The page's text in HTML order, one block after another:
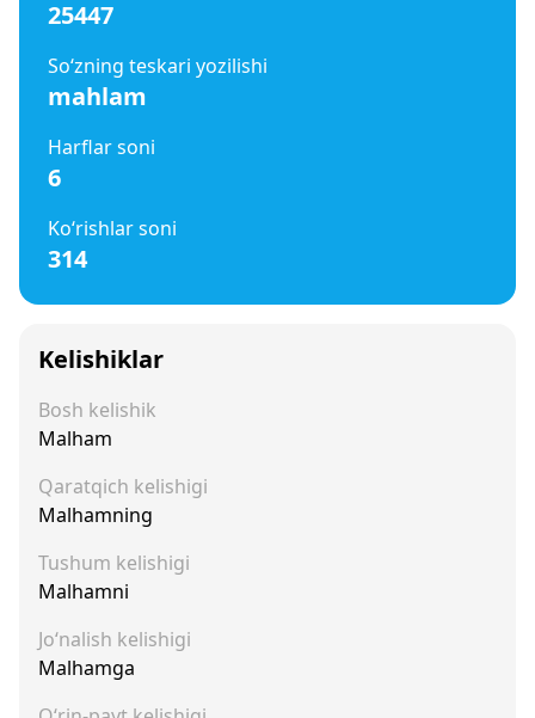
25447
So‘zning teskari yozilishi
mahlam
Harflar soni
6
Ko‘rishlar soni
314
Kelishiklar
Bosh kelishik
Malham
Qaratqich kelishigi
Malhamning
Tushum kelishigi
Malhamni
Jo‘nalish kelishigi
Malhamga